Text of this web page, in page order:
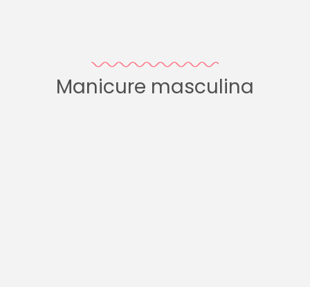
Manicure masculina